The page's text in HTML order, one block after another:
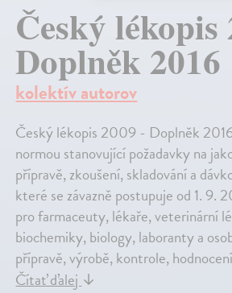
Český lékopis
Doplněk 2016
kolektív autorov
Český lékopis 2009 - Doplněk
normou stanovující požadavky na
přípravě, zkoušení, skladování a
které se závazně postupuje od 1. 9.
pro farmaceuty, lékaře, veterinární
biochemiky, biology, laboranty a
přípravě, výrobě, kontrole,
Čítať ďalej↓